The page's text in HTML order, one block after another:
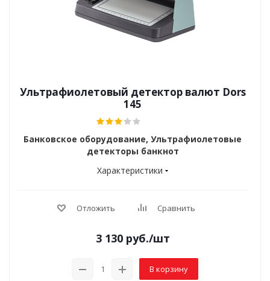
Ультрафиолетовый детектор валют Dors
145
Банковское оборудование, Ультрафиолетовые
детекторы банкнот
Характеристики
Отложить Сравнить
3 130руб./шт
В корзину